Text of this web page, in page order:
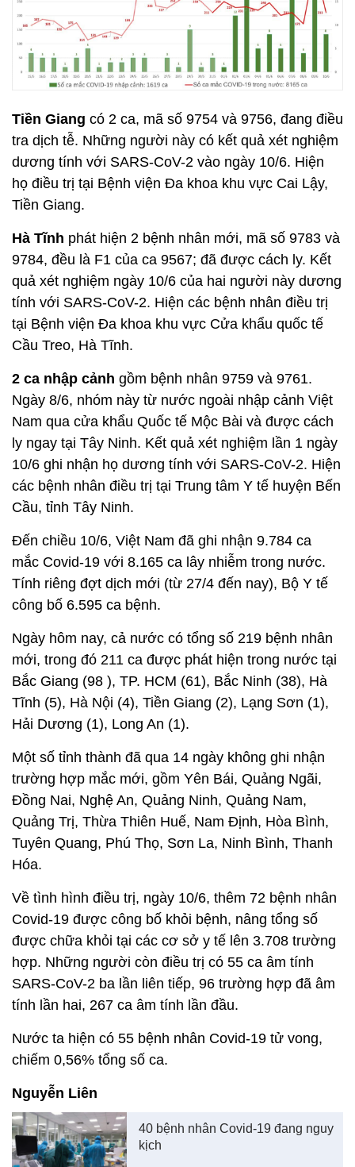
Tiền Giang có 2 ca, mã số 9754 và 9756, đang điều
tra dịch tễ. Những người này có kết quả xét nghiệm
dương tính với SARS-CoV-2 vào ngày 10/6. Hiện
họ điều trị tại Bệnh viện Đa khoa khu vực Cai Lậy,
Tiền Giang.
Hà Tĩnh phát hiện 2 bệnh nhân mới, mã số 9783 và
9784, đều là F1 của ca 9567; đã được cách ly. Kết
quả xét nghiệm ngày 10/6 của hai người này dương
tính với SARS-CoV-2. Hiện các bệnh nhân điều trị
tại Bệnh viện Đa khoa khu vực Cửa khẩu quốc tế
Cầu Treo, Hà Tĩnh.
2 ca nhập cảnh gồm bệnh nhân 9759 và 9761.
Ngày 8/6, nhóm này từ nước ngoài nhập cảnh Việt
Nam qua cửa khẩu Quốc tế Mộc Bài và được cách
ly ngay tại Tây Ninh. Kết quả xét nghiệm lần 1 ngày
10/6 ghi nhận họ dương tính với SARS-CoV-2. Hiện
các bệnh nhân điều trị tại Trung tâm Y tế huyện Bến
Cầu, tỉnh Tây Ninh.
Đến chiều 10/6, Việt Nam đã ghi nhận 9.784 ca
mắc Covid-19 với 8.165 ca lây nhiễm trong nước.
Tính riêng đợt dịch mới (từ 27/4 đến nay), Bộ Y tế
công bố 6.595 ca bệnh.
Ngày hôm nay, cả nước có tổng số 219 bệnh nhân
mới, trong đó 211 ca được phát hiện trong nước tại
Bắc Giang (98 ), TP. HCM (61), Bắc Ninh (38), Hà
Tĩnh (5), Hà Nội (4), Tiền Giang (2), Lạng Sơn (1),
Hải Dương (1), Long An (1).
Một số tỉnh thành đã qua 14 ngày không ghi nhận
trường hợp mắc mới, gồm Yên Bái, Quảng Ngãi,
Đồng Nai, Nghệ An, Quảng Ninh, Quảng Nam,
Quảng Trị, Thừa Thiên Huế, Nam Định, Hòa Bình,
Tuyên Quang, Phú Thọ, Sơn La, Ninh Bình, Thanh
Hóa.
Về tình hình điều trị, ngày 10/6, thêm 72 bệnh nhân
Covid-19 được công bố khỏi bệnh, nâng tổng số
được chữa khỏi tại các cơ sở y tế lên 3.708 trường
hợp. Những người còn điều trị có 55 ca âm tính
SARS-CoV-2 ba lần liên tiếp, 96 trường hợp đã âm
tính lần hai, 267 ca âm tính lần đầu.
Nước ta hiện có 55 bệnh nhân Covid-19 tử vong,
chiếm 0,56% tổng số ca.
Nguyễn Liên
40 bệnh nhân Covid-19 đang nguy
kịch